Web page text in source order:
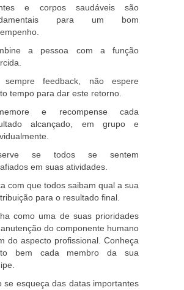
e corpos saudáveis são
para um bom
a pessoa com a função
sempre feedback, não espere
tempo para dar este retorno.
e recompense cada
alcançado, em grupo e
se todos se sentem
em suas atividades.
com que todos saibam qual a sua
para o resultado final.
como uma de suas prioridades
do componente humano
do aspecto profissional. Conheça
bem cada membro da sua
se esqueça das datas importantes